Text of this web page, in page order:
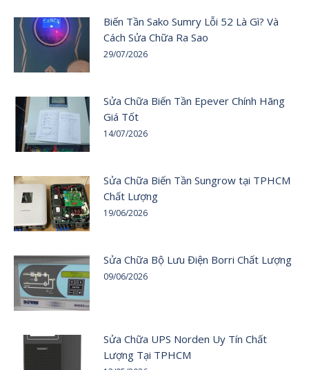
Biến Tần Sako Sumry Lỗi 52 Là Gì? Và
Cách Sửa Chữa Ra Sao
29/07/2026
Sửa Chữa Biến Tần Epever Chính Hãng
Giá Tốt
14/07/2026
Sửa Chữa Biến Tần Sungrow tại TPHCM
Chất Lượng
19/06/2026
Sửa Chữa Bộ Lưu Điện Borri Chất Lượng
09/06/2026
Sửa Chữa UPS Norden Uy Tín Chất
Lượng Tại TPHCM